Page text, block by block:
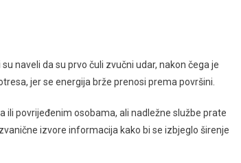
naveli da su prvo čuli zvučni udar, nakon čega je
jer se energija brže prenosi prema površini.
povrijeđenim osobama, ali nadležne službe prate
izvore informacija kako bi se izbjeglo širenje